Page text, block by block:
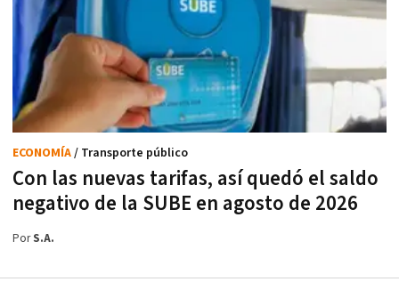
Con las nuevas tarifas, así quedó el saldo
negativo de la SUBE en agosto de 2026
ECONOMÍA/ Transporte público
PorS.A.